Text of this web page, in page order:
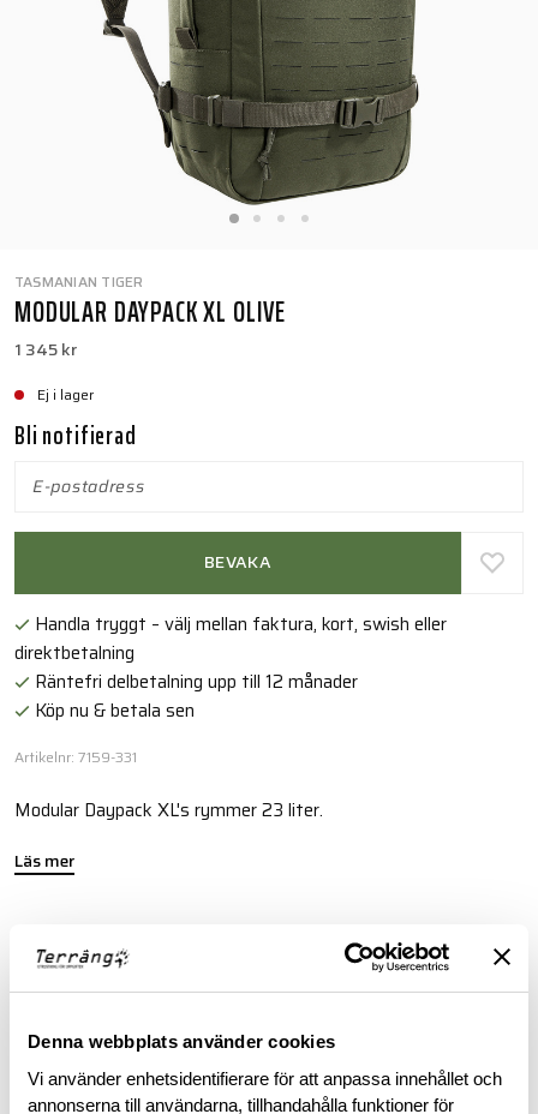
Denna webbplats använder cookies
Vi använder enhetsidentifierare för att anpassa innehållet och
annonserna till användarna, tillhandahålla funktioner för
TASMANIAN TIGER
MODULAR DAYPACK XL OLIVE
1 345 kr
Ej i lager
Bli notifierad
BEVAKA
Handla tryggt – välj mellan faktura, kort, swish eller
direktbetalning
Räntefri delbetalning upp till 12 månader
Köp nu & betala sen
Artikelnr: 7159-331
Modular Daypack XL's rymmer 23 liter.
Läs mer